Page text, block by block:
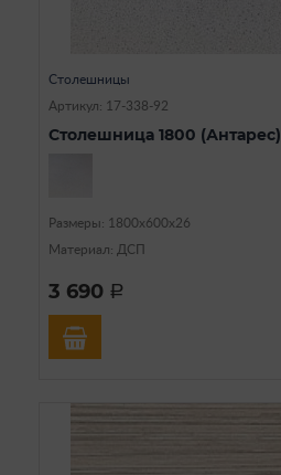
Столешницы
Артикул: 17-338-92
Столешница 1800 (Антарес)
Размеры: 1800х600х26
Материал: ДСП
3 690 a